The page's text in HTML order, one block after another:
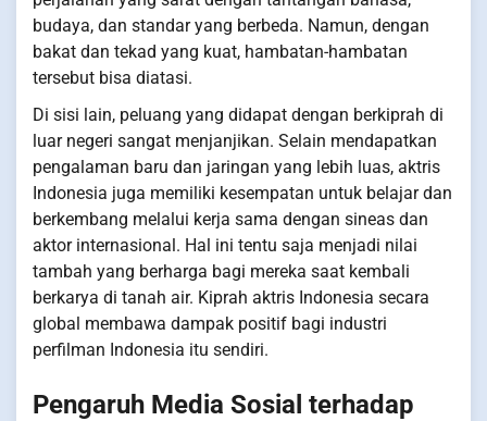
budaya, dan standar yang berbeda. Namun, dengan
bakat dan tekad yang kuat, hambatan-hambatan
tersebut bisa diatasi.
Di sisi lain, peluang yang didapat dengan berkiprah di
luar negeri sangat menjanjikan. Selain mendapatkan
pengalaman baru dan jaringan yang lebih luas, aktris
Indonesia juga memiliki kesempatan untuk belajar dan
berkembang melalui kerja sama dengan sineas dan
aktor internasional. Hal ini tentu saja menjadi nilai
tambah yang berharga bagi mereka saat kembali
berkarya di tanah air. Kiprah aktris Indonesia secara
global membawa dampak positif bagi industri
perfilman Indonesia itu sendiri.
Pengaruh Media Sosial terhadap